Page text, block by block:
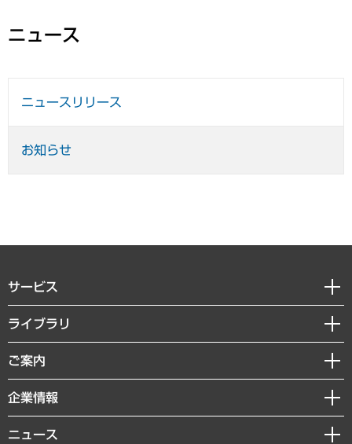
ニュース
ニュースリリース
お知らせ
サービス
経営戦略
組織・人事戦略
デジタルイノベーション
共生・ダイバーシティ
ライブラリ
経済調査
レポート
コラム
ご案内
セミナー・イベント情報
MUFGビジネスセミナー
受託案件情報
企業情報
私たちの想い
ニュース